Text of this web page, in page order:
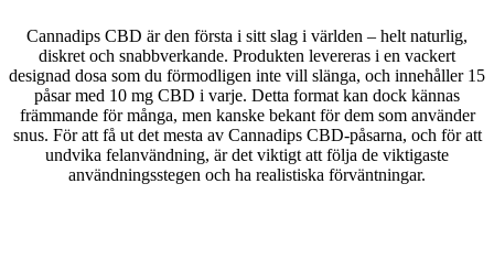
Cannadips CBD är den första i sitt slag i världen – helt naturlig,
diskret och snabbverkande. Produkten levereras i en vackert
designad dosa som du förmodligen inte vill slänga, och innehåller 15
påsar med 10 mg CBD i varje. Detta format kan dock kännas
främmande för många, men kanske bekant för dem som använder
snus. För att få ut det mesta av Cannadips CBD-påsarna, och för att
undvika felanvändning, är det viktigt att följa de viktigaste
användningsstegen och ha realistiska förväntningar.